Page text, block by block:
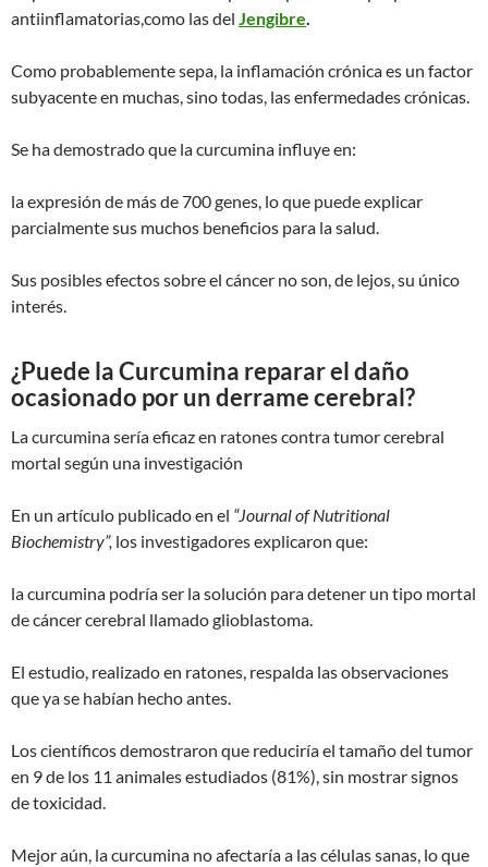
antiinflamatorias,como las del Jengibre.
Como probablemente sepa, la inflamación crónica es un factor
subyacente en muchas, sino todas, las enfermedades crónicas.
Se ha demostrado que la curcumina influye en:
la expresión de más de 700 genes, lo que puede explicar
parcialmente sus muchos beneficios para la salud.
Sus posibles efectos sobre el cáncer no son, de lejos, su único
interés.
¿Puede la Curcumina reparar el daño
ocasionado por un derrame cerebral?
La curcumina sería eficaz en ratones contra tumor cerebral
mortal según una investigación
En un artículo publicado en el “Journal of Nutritional
Biochemistry”, los investigadores explicaron que:
la curcumina podría ser la solución para detener un tipo mortal
de cáncer cerebral llamado glioblastoma.
El estudio, realizado en ratones, respalda las observaciones
que ya se habían hecho antes.
Los científicos demostraron que reduciría el tamaño del tumor
en 9 de los 11 animales estudiados (81%), sin mostrar signos
de toxicidad.
Mejor aún, la curcumina no afectaría a las células sanas, lo que